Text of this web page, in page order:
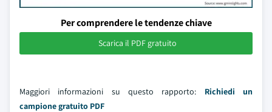
Per comprendere le tendenze chiave
Scarica il PDF gratuito
Maggiori informazioni su questo rapporto: Richiedi un
campione gratuito PDF